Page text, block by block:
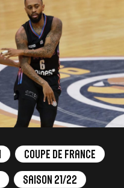
Coupe de France
Saison 21/22